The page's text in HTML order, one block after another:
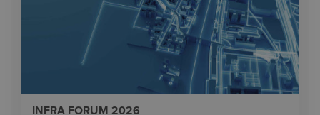
INFRA FORUM 2026